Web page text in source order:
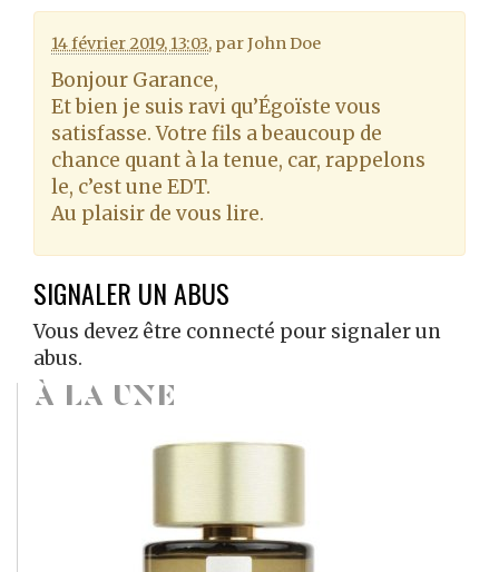
14 février 2019, 13:03, parJohn Doe
Bonjour Garance,
Et bien je suis ravi qu’Égoïste vous
satisfasse. Votre fils a beaucoup de
chance quant à la tenue, car, rappelons
le, c’est une EDT.
Au plaisir de vous lire.
SIGNALER UN ABUS
Vous devez être connecté pour signaler un
abus.
À LA UNE